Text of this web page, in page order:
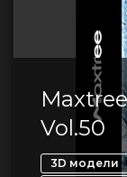
Vol.50
3D модели